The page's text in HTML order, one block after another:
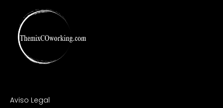
Aviso Legal